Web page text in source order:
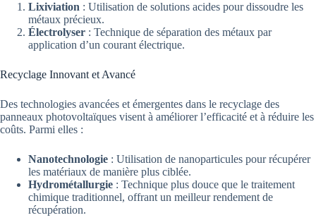
Lixiviation : Utilisation de solutions acides pour dissoudre les
métaux précieux.
Électrolyser : Technique de séparation des métaux par
application d’un courant électrique.
Recyclage Innovant et Avancé
Des technologies avancées et émergentes dans le recyclage des
panneaux photovoltaïques visent à améliorer l’efficacité et à réduire les
coûts. Parmi elles :
Nanotechnologie : Utilisation de nanoparticules pour récupérer
les matériaux de manière plus ciblée.
Hydrométallurgie : Technique plus douce que le traitement
chimique traditionnel, offrant un meilleur rendement de
récupération.